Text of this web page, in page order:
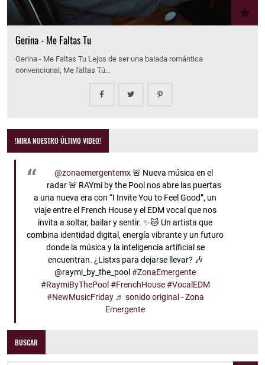
Gerina - Me Faltas Tu
Gerina - Me Faltas Tu Lejos de ser una balada romántica
convencional, Me faltas Tú…
!MIRA NUESTRO ÚLTIMO VIDEO!
@zonaemergentemx🚨 Nueva música en el
radar 🚨 RAYmi by the Pool nos abre las puertas
a una nueva era con “I Invite You to Feel Good”, un
viaje entre el French House y el EDM vocal que nos
invita a soltar, bailar y sentir. ✨🐱 Un artista que
combina identidad digital, energía vibrante y un futuro
donde la música y la inteligencia artificial se
encuentran. ¿Listxs para dejarse llevar? 🎶
@raymi_by_the_pool#ZonaEmergente
#RaymiByThePool #FrenchHouse #VocalEDM
#NewMusicFriday ♬ sonido original - Zona
Emergente
BUSCAR